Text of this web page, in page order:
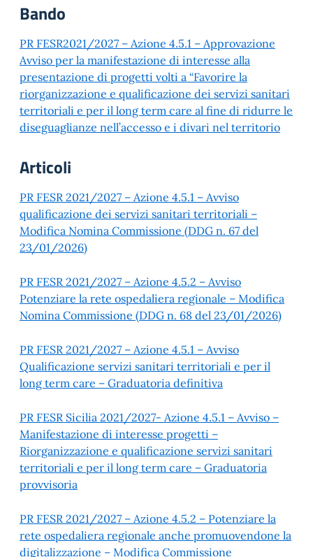
Bando
PR FESR2021/2027 – Azione 4.5.1 – Approvazione
Avviso per la manifestazione di interesse alla
presentazione di progetti volti a “Favorire la
riorganizzazione e qualificazione dei servizi sanitari
territoriali e per il long term care al fine di ridurre le
diseguaglianze nell’accesso e i divari nel territorio
Articoli
PR FESR 2021/2027 – Azione 4.5.1 – Avviso
qualificazione dei servizi sanitari territoriali –
Modifica Nomina Commissione (DDG n. 67 del
23/01/2026)
PR FESR 2021/2027 – Azione 4.5.2 – Avviso
Potenziare la rete ospedaliera regionale – Modifica
Nomina Commissione (DDG n. 68 del 23/01/2026)
PR FESR 2021/2027 – Azione 4.5.1 – Avviso
Qualificazione servizi sanitari territoriali e per il
long term care – Graduatoria definitiva
PR FESR Sicilia 2021/2027- Azione 4.5.1 – Avviso –
Manifestazione di interesse progetti –
Riorganizzazione e qualificazione servizi sanitari
territoriali e per il long term care – Graduatoria
provvisoria
PR FESR 2021/2027 – Azione 4.5.2 – Potenziare la
rete ospedaliera regionale anche promuovendone la
digitalizzazione – Modifica Commissione